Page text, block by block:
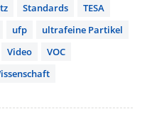
Standards
TESA
ufp
ultrafeine Partikel
Video
VOC